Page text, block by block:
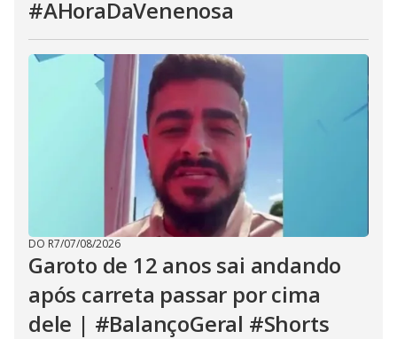
#AHoraDaVenenosa
DO R7/07/08/2026
Garoto de 12 anos sai andando
após carreta passar por cima
dele | #BalançoGeral #Shorts